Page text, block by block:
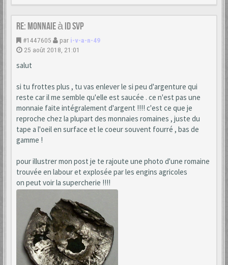
Re: monnaie à id svp
#1447605 par i-v-a-n-49
25 août 2018, 21:01
salut
si tu frottes plus , tu vas enlever le si peu d'argenture qui
reste car il me semble qu'elle est saucée . ce n'est pas une
monnaie faite intégralement d'argent !!!! c'est ce que je
reproche chez la plupart des monnaies romaines , juste du
tape a l'oeil en surface et le coeur souvent fourré , bas de
gamme !
pour illustrer mon post je te rajoute une photo d'une romaine
trouvée en labour et explosée par les engins agricoles
on peut voir la supercherie !!!!